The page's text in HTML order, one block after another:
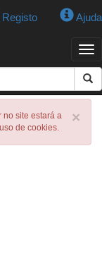
Registo Ajuda
×
no site estará a
de cookies.